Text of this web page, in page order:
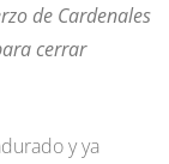
de Cardenales
cerrar
y ya